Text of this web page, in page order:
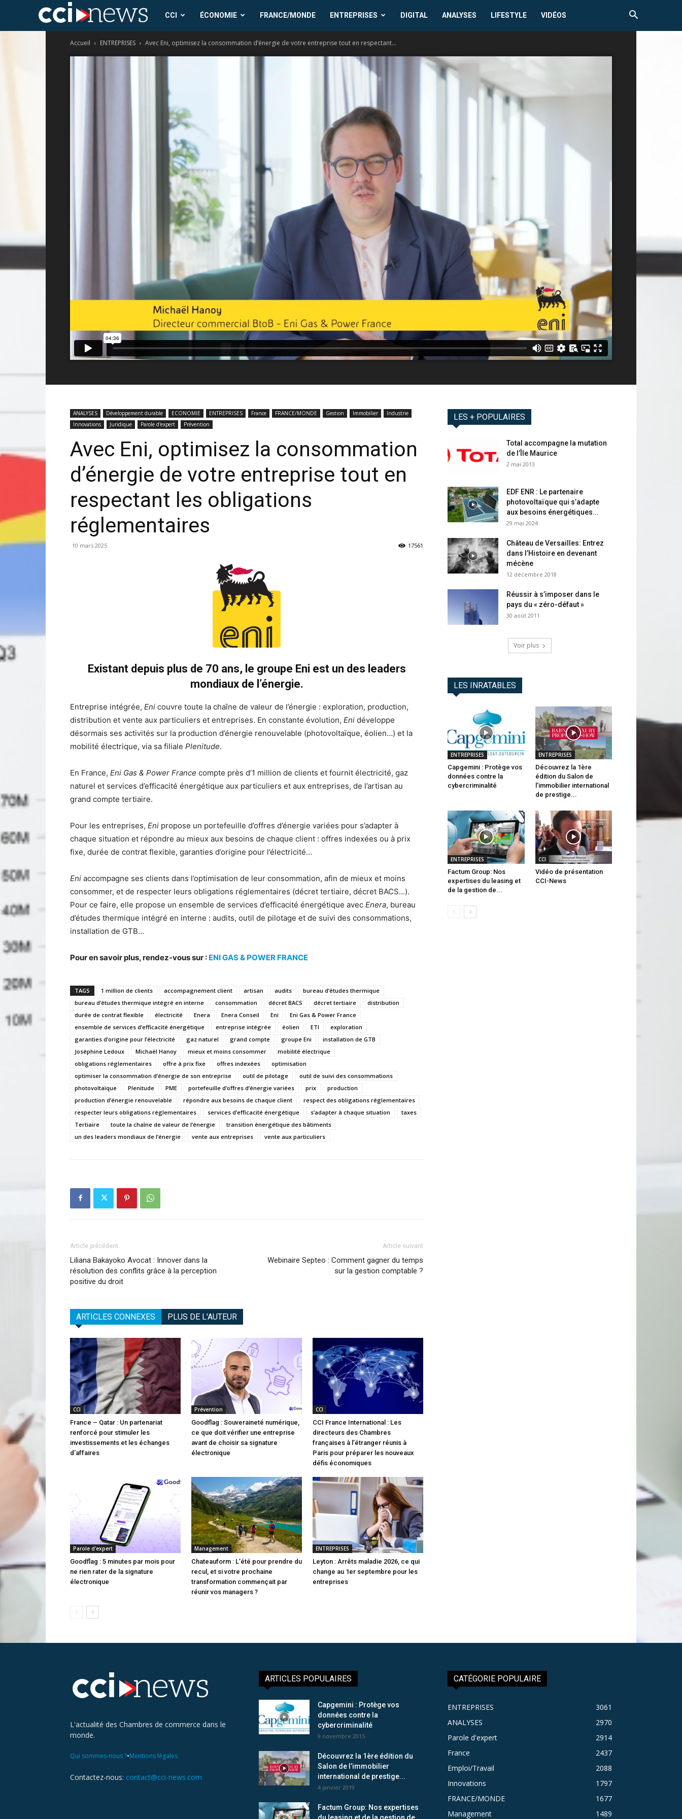
CCI
News
CCI ÉCONOMIE FRANCE/MONDE ENTREPRISES DIGITAL ANALYSES LIFESTYLE VIDÉOS
Accueil ENTREPRISES Avec Eni, optimisez la consommation d’énergie de votre entreprise tout en respectant...
ANALYSES Développement durable ECONOMIE ENTREPRISES France FRANCE/MONDE Gestion Immobilier
Industrie
Innovations
Juridique Parole d'expert Prévention
Avec Eni, optimisez la consommation
d’énergie de votre entreprise tout en
respectant les obligations
réglementaires
10 mars 2025 17561
Existant depuis plus de 70 ans, le groupe Eni est un des leaders
mondiaux de l’énergie.
Entreprise intégrée, Eni couvre toute la chaîne de valeur de l’énergie : exploration, production,
distribution et vente aux particuliers et entreprises. En constante évolution, Eni développe
désormais ses activités sur la production d’énergie renouvelable (photovoltaïque, éolien…) et la
mobilité électrique, via sa filiale Plenitude.
En France, Eni Gas & Power France compte près d’1 million de clients et fournit électricité, gaz
naturel et services d’efficacité énergétique aux particuliers et aux entreprises, de l’artisan au
grand compte tertiaire.
Pour les entreprises, Eni propose un portefeuille d’offres d’énergie variées pour s’adapter à
chaque situation et répondre au mieux aux besoins de chaque client : offres indexées ou à prix
fixe, durée de contrat flexible, garanties d’origine pour l’électricité…
Eni accompagne ses clients dans l’optimisation de leur consommation, afin de mieux et moins
consommer, et de respecter leurs obligations réglementaires (décret tertiaire, décret BACS…).
Pour ce faire, elle propose un ensemble de services d’efficacité énergétique avec Enera, bureau
d’études thermique intégré en interne : audits, outil de pilotage et de suivi des consommations,
installation de GTB…
Pour en savoir plus, rendez-vous sur : ENI GAS & POWER FRANCE
TAGS 1 million de clients accompagnement client artisan audits
bureau d’études thermique
bureau d’études thermique intégré en interne
consommation décret BACS décret tertiaire
distribution
durée de contrat flexible
électricité Enera Enera Conseil Eni
Eni Gas & Power France
ensemble de services d’efficacité énergétique
entreprise intégrée éolien ETI
exploration
garanties d’origine pour l’électricité
gaz naturel grand compte groupe Eni
installation de GTB
Joséphine Ledoux
Michaël Hanoy mieux et moins consommer
mobilité électrique
obligations réglementaires
offre à prix fixe offres indexées
optimisation
optimiser la consommation d’énergie de son entreprise
outil de pilotage
outil de suivi des consommations
photovoltaïque
Plenitude PME portefeuille d’offres d’énergie variées prix
production
production d’énergie renouvelable
répondre aux besoins de chaque client
respect des obligations réglementaires
respecter leurs obligations réglementaires
services d’efficacité énergétique s’adapter à chaque situation
taxes
Tertiaire
toute la chaîne de valeur de l’énergie
transition énergétique des bâtiments
un des leaders mondiaux de l’énergie
vente aux entreprises vente aux particuliers
Article précédent
Liliana Bakayoko Avocat : Innover dans la
résolution des conflits grâce à la perception
positive du droit
Article suivant
Webinaire Septeo : Comment gagner du temps
sur la gestion comptable ?
ARTICLES CONNEXES PLUS DE L'AUTEUR
CCI
France – Qatar : Un partenariat
renforcé pour stimuler les
investissements et les échanges
d’affaires
Prévention
Goodflag : Souveraineté numérique,
ce que doit vérifier une entreprise
avant de choisir sa signature
électronique
CCI
CCI France International : Les
directeurs des Chambres
françaises à l’étranger réunis à
Paris pour préparer les nouveaux
défis économiques
Parole d'expert
Goodflag : 5 minutes par mois pour
ne rien rater de la signature
électronique
Management
Chateauform : L’été pour prendre du
recul, et si votre prochaine
transformation commençait par
réunir vos managers ?
ENTREPRISES
Leyton : Arrêts maladie 2026, ce qui
change au 1er septembre pour les
entreprises
LES + POPULAIRES
Total accompagne la mutation
de l’Île Maurice
2 mai 2013
EDF ENR : Le partenaire
photovoltaïque qui s’adapte
aux besoins énergétiques...
29 mai 2024
Château de Versailles: Entrez
dans l’Histoire en devenant
mécène
12 décembre 2018
Réussir à s’imposer dans le
pays du « zéro-défaut »
30 août 2011
Voir plus
LES INRATABLES
ENTREPRISES
Capgemini : Protège vos
données contre la
cybercriminalité
ENTREPRISES
Découvrez la 1ère
édition du Salon de
l’immobilier international
de prestige...
ENTREPRISES
Factum Group: Nos
expertises du leasing et
de la gestion de...
CCI
Vidéo de présentation
CCI-News
L'actualité des Chambres de commerce dans le
monde.
Qui sommes-nous ?•Mentions légales
Contactez-nous: contact@cci-news.com
ARTICLES POPULAIRES
Capgemini : Protège vos
données contre la
cybercriminalité
9 novembre 2015
Découvrez la 1ère édition du
Salon de l’immobilier
international de prestige...
4 janvier 2019
Factum Group: Nos expertises
du leasing et de la gestion de...
CATÉGORIE POPULAIRE
ENTREPRISES
3061
ANALYSES
2970
Parole d'expert
2914
France
2437
Emploi/Travail
2088
Innovations
1797
FRANCE/MONDE
1677
Management
1489